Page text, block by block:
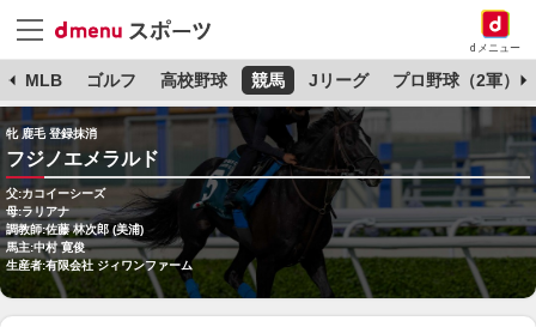
dメニュー
MLB ゴルフ 高校野球 競馬 Jリーグ プロ野球（2軍）
牝 鹿毛 登録抹消
フジノエメラルド
父:カコイーシーズ
母:ラリアナ
調教師:佐藤 林次郎 (美浦)
馬主:中村 寛俊
生産者:有限会社 ジィワンファーム